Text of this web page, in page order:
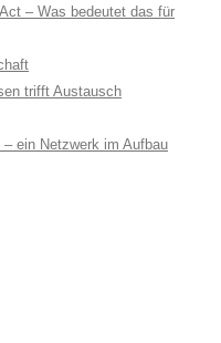
– Was bedeutet das für
trifft Austausch
ein Netzwerk im Aufbau